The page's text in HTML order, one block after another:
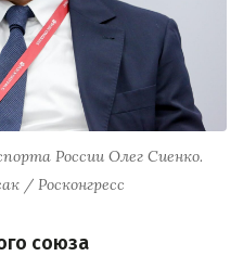
России Олег Сиенко.
/ Росконгресс
союза